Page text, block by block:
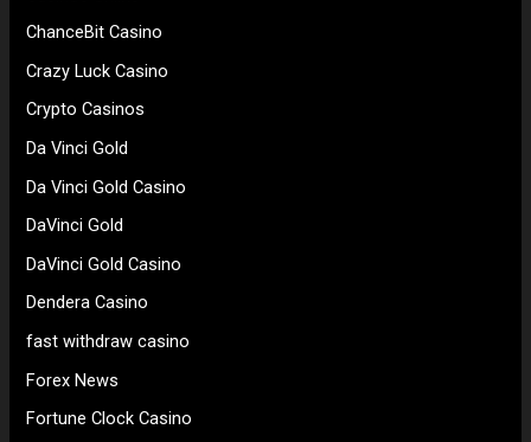
ChanceBit Casino
Crazy Luck Casino
Crypto Casinos
Da Vinci Gold
Da Vinci Gold Casino
DaVinci Gold
DaVinci Gold Casino
Dendera Casino
fast withdraw casino
Forex News
Fortune Clock Casino